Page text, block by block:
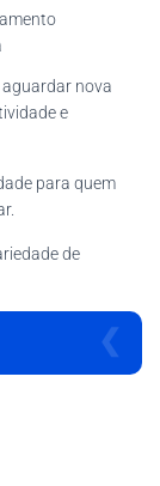
nova
e
para quem
de